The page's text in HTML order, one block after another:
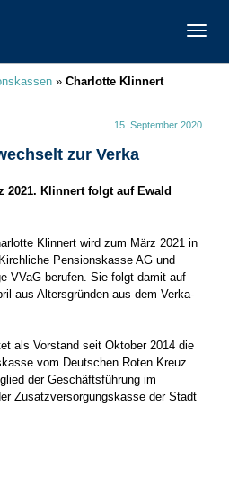
» Charlotte Klinnert
15. September 2020
zur Verka
2021. Klinnert folgt auf Ewald
Klinnert wird zum März 2021 in
Pensionskasse AG und
VVaG berufen. Sie folgt damit auf
aus Altersgründen aus dem Verka-
als Vorstand seit Oktober 2014 die
vom Deutschen Roten Kreuz
der Geschäftsführung im
Zusatzversorgungskasse der Stadt